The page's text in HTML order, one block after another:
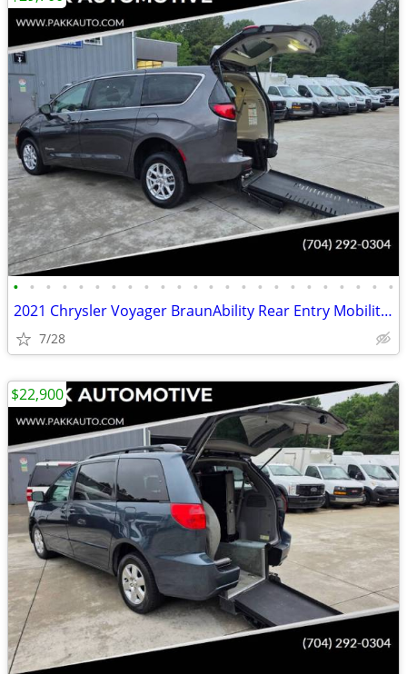
• • • • • • • • • • • • • • • • • • • • • • • •
2021 Chrysler Voyager BraunAbility Rear Entry Mobility Wheelchair Van
7/28
$22,900